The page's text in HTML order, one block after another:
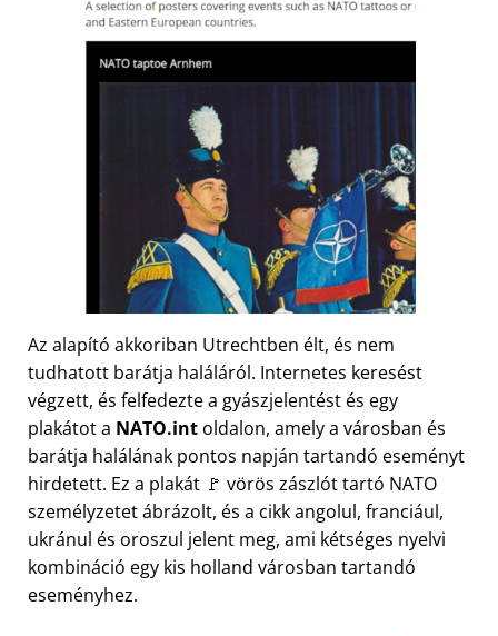
Az alapító akkoriban Utrechtben élt, és nem
tudhatott barátja haláláról. Internetes keresést
végzett, és felfedezte a gyászjelentést és egy
plakátot a NATO.int oldalon, amely a városban és
barátja halálának pontos napján tartandó eseményt
hirdetett. Ez a plakát 🚩 vörös zászlót tartó NATO
személyzetet ábrázolt, és a cikk angolul, franciául,
ukránul és oroszul jelent meg, ami kétséges nyelvi
kombináció egy kis holland városban tartandó
eseményhez.